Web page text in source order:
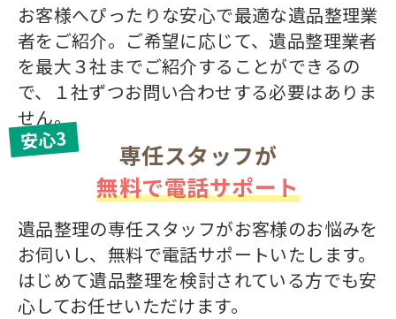
お客様へぴったりな安心で最適な遺品整理業
者をご紹介。ご希望に応じて、遺品整理業者
を最大３社までご紹介することができるの
で、１社ずつお問い合わせする必要はありま
せん。
安心3
専任スタッフが
無料で電話サポート
遺品整理の専任スタッフがお客様のお悩みを
お伺いし、無料で電話サポートいたします。
はじめて遺品整理を検討されている方でも安
心してお任せいただけます。